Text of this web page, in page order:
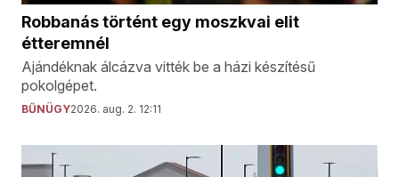
Robbanás történt egy moszkvai elit
étteremnél
Ajándéknak álcázva vitték be a házi készítésű
pokolgépet.
BŰNÜGY2026. aug. 2. 12:11